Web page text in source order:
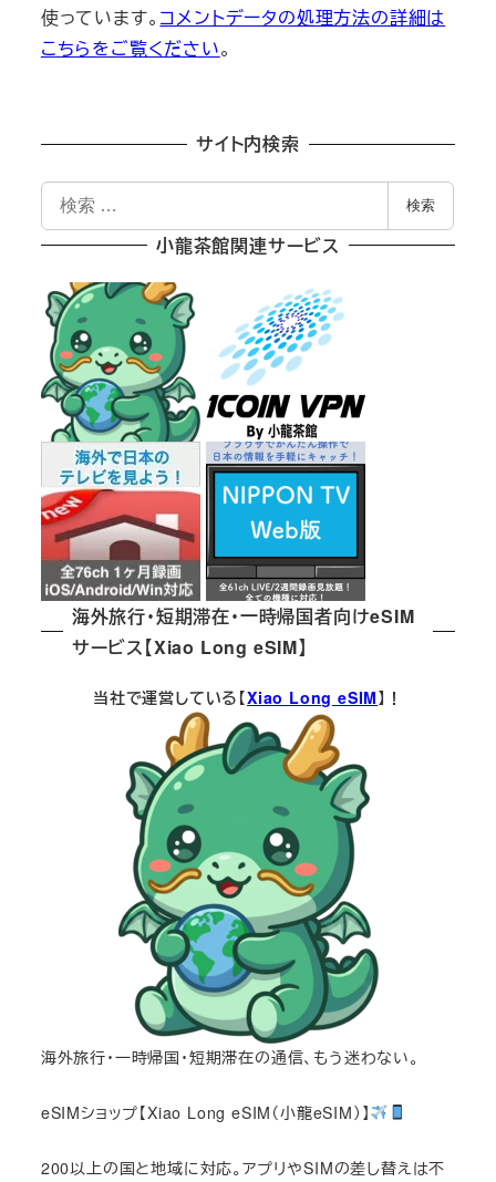
使っています。 コメントデータの処理方法の詳細は
こちらをご覧ください。
サイト内検索
検
索
検索
小龍茶館関連サービス
海外旅行・短期滞在・一時帰国者向けeSIM
サービス【Xiao Long eSIM】
当社で運営している【Xiao Long eSIM】！
海外旅行・一時帰国・短期滞在の通信、もう迷わない。
eSIMショップ【Xiao Long eSIM（小龍eSIM）】
200以上の国と地域に対応。アプリやSIMの差し替えは不